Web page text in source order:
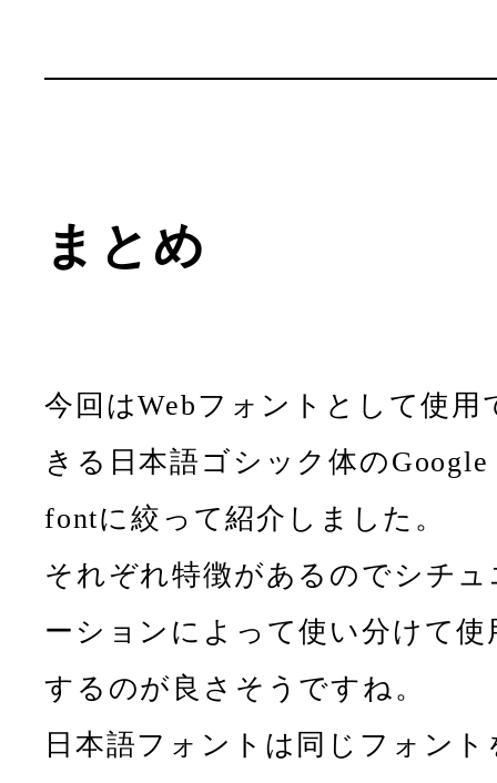
まとめ
今回はWebフォントとして使用
きる日本語ゴシック体のGoogle
fontに絞って紹介しました。
それぞれ特徴があるのでシチュ
ーションによって使い分けて使
するのが良さそうですね。
日本語フォントは同じフォント